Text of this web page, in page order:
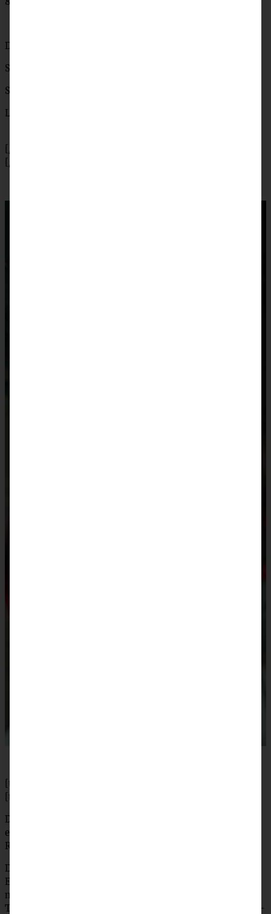
Deko:
Schokoladenguss
Sprinkles
Lebkuchenmännchen o.ä.
[/tab]
[/tabs]
[tabs]
[tab title=”Zubereitung”]
Den Backofen auf 160°C Umluft vorheizen. Den Boden
einer 20 cm Backform mit Backpapier belegen und die
Ränder einfetten.
Die weiche Butter mit dem Zucker schaumig schlagen,
Eier nacheinander unterrühren. Alle restlichen Zutaten
nach und nach zufügen und alles gut vermischen. Den
Teig in drei Teile aufteilen (sind ca. immer so knapp 380 –